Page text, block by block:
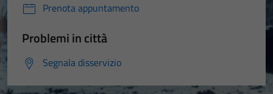
Prenota appuntamento
Problemi in città
Segnala disservizio